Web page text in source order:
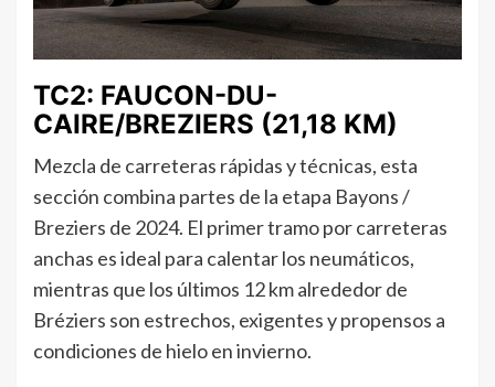
TC2: FAUCON-DU-
CAIRE/BREZIERS (21,18 KM)
Mezcla de carreteras rápidas y técnicas, esta
sección combina partes de la etapa Bayons /
Breziers de 2024. El primer tramo por carreteras
anchas es ideal para calentar los neumáticos,
mientras que los últimos 12 km alrededor de
Bréziers son estrechos, exigentes y propensos a
condiciones de hielo en invierno.